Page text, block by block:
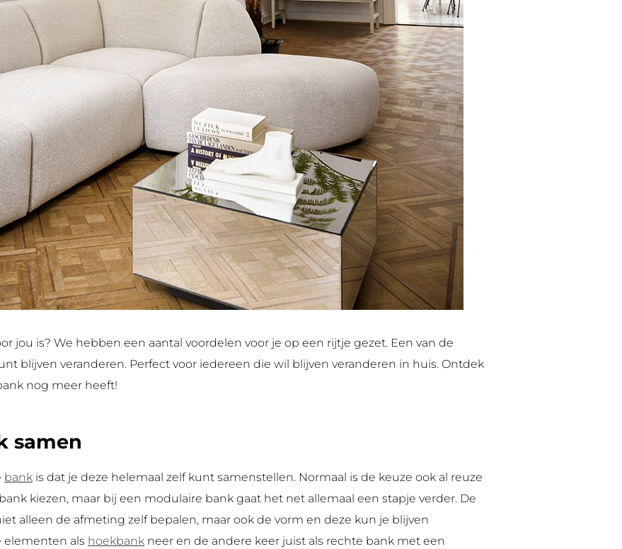
jou is? We hebben een aantal voordelen voor je op een rijtje gezet. Een van de
blijven veranderen. Perfect voor iedereen die wil blijven veranderen in huis. Ontdek
nog meer heeft!
samen
bank is dat je deze helemaal zelf kunt samenstellen. Normaal is de keuze ook al reuze
kiezen, maar bij een modulaire bank gaat het net allemaal een stapje verder. De
alleen de afmeting zelf bepalen, maar ook de vorm en deze kun je blijven
elementen als hoekbank neer en de andere keer juist als rechte bank met een